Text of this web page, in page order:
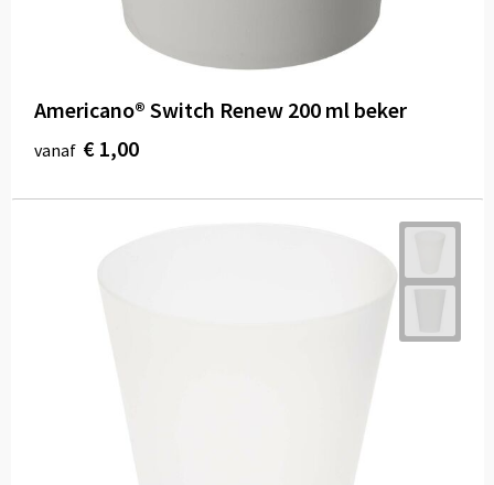
Americano® Switch Renew 200 ml beker
vanaf € 1,00